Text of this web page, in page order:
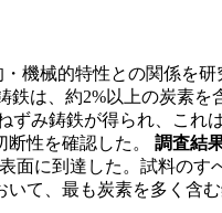
機械的特性との関係を
は、約2%以上の炭素を
み鋳鉄が得られ、これ
性を確認した。 調査結
面に到達した。試料のす
て、最も炭素を多く含